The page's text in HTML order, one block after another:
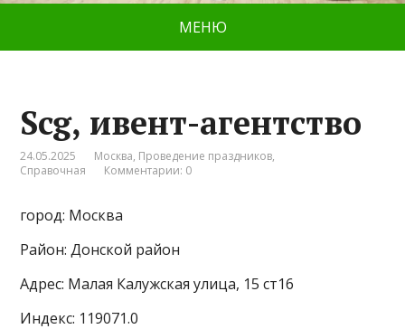
МЕНЮ
Scg, ивент-агентство
24.05.2025 Москва, Проведение праздников,
Справочная
Комментарии: 0
город: Москва
Район: Донской район
Адрес: Малая Калужская улица, 15 ст16
Индекс: 119071.0